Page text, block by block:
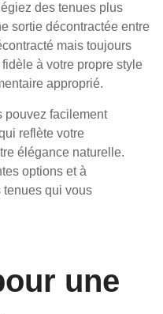
des tenues plus
sortie décontractée entre
mais toujours
à votre propre style
approprié.
pouvez facilement
reflète votre
élégance naturelle.
options et à
tenues qui vous
une